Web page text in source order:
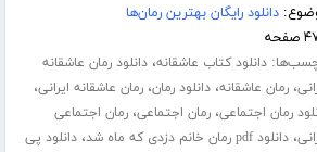
دانلود رایگان بهترین رمان‌ها
دانلود کتاب عاشقانه،دانلود رمان عاشقانه
،رمان عاشقانه،دانلود رمان،رمان عاشقانه ایرانی،
رمان اجتماعی،رمان اجتماعی،رمان اجتماعی
،دانلود pdf رمان خانم دزدی که ماه شد ،دانلود پی